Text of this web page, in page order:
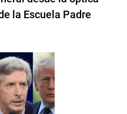
la Escuela Padre